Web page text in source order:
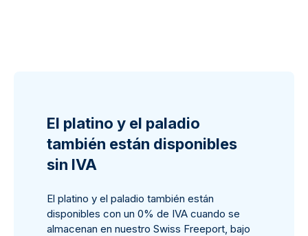
El platino y el paladio
también están disponibles
sin IVA
El platino y el paladio también están
disponibles con un 0% de IVA cuando se
almacenan en nuestro Swiss Freeport, bajo